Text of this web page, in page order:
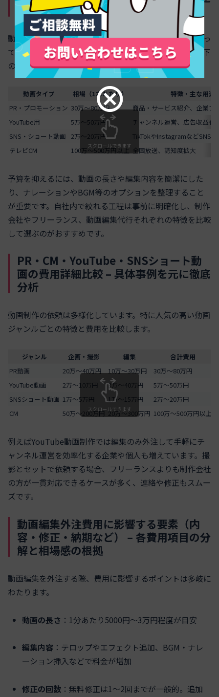
や尺別の違いを分かりやすく
動画制作の外注費用は、動画の目的や内容、発注先によっ
て大きく異なります。主なタイプ別に見た費用相場は以下
の通りです。
動画タイプ 相場（1本あたり）
特徴・主な用途
PR・プロモーション 30万～80万円
商品・サービス紹介、企業ブ
YouTube用
5万～50万円
チャンネル運営、広告収益化
SNS・ショート動画 2万～20万円
TikTokやInstagramなどSNS
テレビCM
100万～500万円以上 全国放送、認知度拡大
スクロールできます
予算を抑えるには、動画の長さや編集内容を簡潔にした
り、ナレーションやBGM等のオプションを整理すること
が重要です。自社内で絞れる工程は事前に明確化し、制作
会社やフリーランス、動画編集代行それぞれの特徴を比較
して選ぶのがおすすめです。
PR・CM・YouTube・SNSショート動
画の費用詳細比較 – 具体事例を元に徹底
分析
動画制作の依頼は多様化しています。特に人気の高い動画
ジャンルごとの特徴と費用を比較します。
ジャンル 企画・撮影 編集
合計費用
PR動画
20万～40万円 10万～30万円
30万～80万円
YouTube動画
2万～10万円 3万～40万円
5万～50万円
SNSショート動画 1万～5万円 1万～15万円
2万～20万円
CM
50万～200万円 20万～300万円 100万～500万円以上
スクロールできます
例えばYouTube動画制作では編集のみ外注して手軽にチ
ャンネル運営を効率化する企業や個人も増えています。撮
影とセットで依頼する場合、フリーランスよりも制作会社
の方が一貫対応できるケースが多く、連絡や修正もスムー
ズです。
動画編集外注費用に影響する要素（内
容・修正・納期など） – 各費用項目の分
解と相場感の根拠
動画編集を外注する際、費用に影響するポイントは多岐に
わたります。
動画の長さ ：1分あたり5000円～3万円程度が目安
編集内容 ：テロップやエフェクト追加、BGM・ナレ
ーション挿入などで料金が増加
修正の回数 ：無料修正は1～2回までが一般的。追加